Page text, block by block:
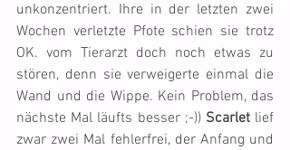
unkonzentriert. Ihre in der letzten zwei
Wochen verletzte Pfote schien sie trotz
OK. vom Tierarzt doch noch etwas zu
stören, denn sie verweigerte einmal die
Wand und die Wippe. Kein Problem, das
nächste Mal läufts besser ;-)) Scarlet lief
zwar zwei Mal fehlerfrei, der Anfang und